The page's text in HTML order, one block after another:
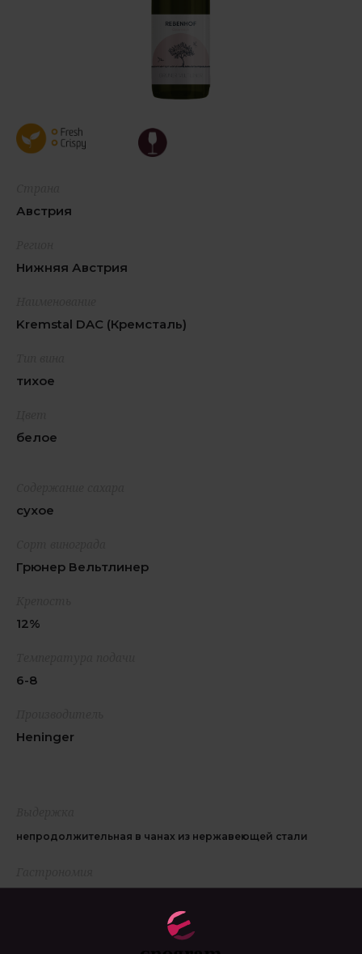
Австрия
Нижняя Австрия
Kremstal DAC (Кремсталь)
тихое
белое
сухое
Грюнер Вельтлинер
12%
6-8
Heninger
непродолжительная в чанах из нержавеющей стали